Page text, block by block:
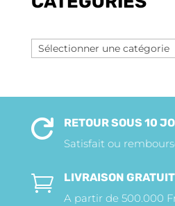
Sélectionner
une

RETOUR SOUS 10
Satisfait ou

LIVRAISON
A partir de 500.000